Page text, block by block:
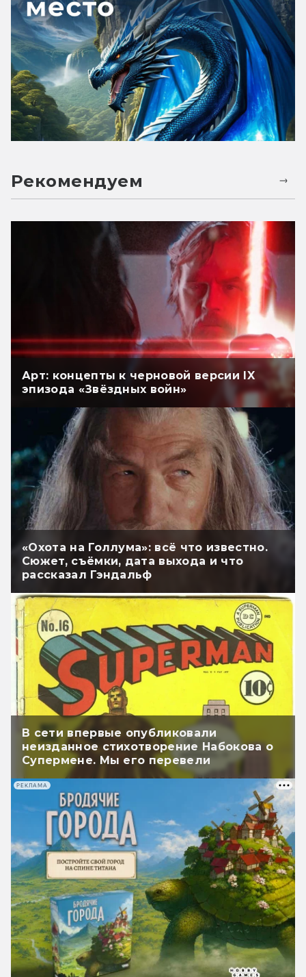
Рекомендуем
Арт: концепты к черновой версии IX
эпизода «Звёздных войн»
«Охота на Голлума»: всё что известно.
Сюжет, съёмки, дата выхода и что
рассказал Гэндальф
В сети впервые опубликовали
неизданное стихотворение Набокова о
Супермене. Мы его перевели
РЕКЛАМА